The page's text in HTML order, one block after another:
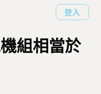
登入
組相當於